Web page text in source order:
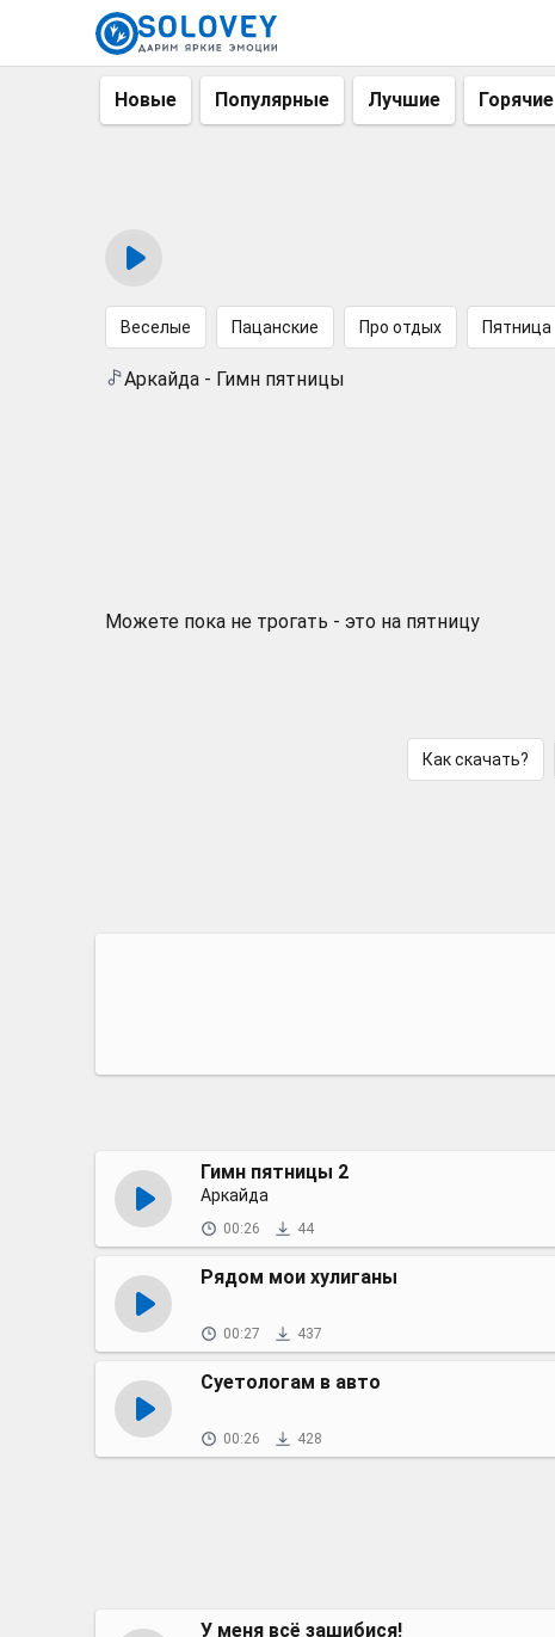
Новые Популярные Лучшие Горячие
Веселые Пацанские Про отдых Пятница
Аркайда - Гимн пятницы
Можете пока не трогать - это на пятницу
Как скачать?
Гимн пятницы 2
Аркайда
00:26 44
Рядом мои хулиганы
00:27 437
Суетологам в авто
00:26 428
У меня всё зашибися!